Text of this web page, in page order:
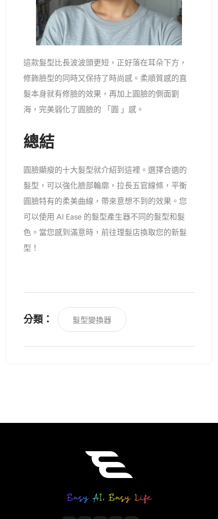
這款髮型比長波波頭更短，正好落在耳朵下方，
修飾臉型的同時又保持了時尚感。柔順質感的直
髮本身就有修臉的效果，再加上圓臉的側面劉
海，完美弱化了圓臉的 「圓 」感。
總結
圓臉顯瘦的十大髮型就介紹到這裡。選擇合適的
髮型，可以強化臉部輪廓，拉長五官線條，平衡
圓臉特有的柔美曲線，帶來意想不到的效果。您
可以使用 AI Ease 的髮型產生器不同的髮型和髮
色。當您感到滿意時，前往理髮店換取您的新髮
型！
分類： 髮型變換器